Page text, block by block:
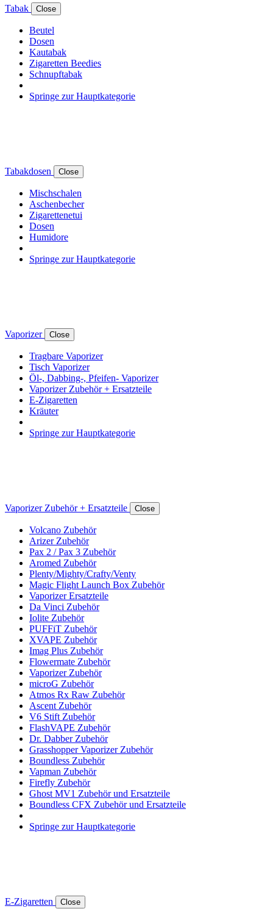
Tabak Close
Beutel
Dosen
Kautabak
Zigaretten Beedies
Schnupftabak
Springe zur Hauptkategorie
Tabakdosen Close
Mischschalen
Aschenbecher
Zigarettenetui
Dosen
Humidore
Springe zur Hauptkategorie
Vaporizer Close
Tragbare Vaporizer
Tisch Vaporizer
Öl-, Dabbing-, Pfeifen- Vaporizer
Vaporizer Zubehör + Ersatzteile
E-Zigaretten
Kräuter
Springe zur Hauptkategorie
Vaporizer Zubehör + Ersatzteile Close
Volcano Zubehör
Arizer Zubehör
Pax 2 / Pax 3 Zubehör
Aromed Zubehör
Plenty/Mighty/Crafty/Venty
Magic Flight Launch Box Zubehör
Vaporizer Ersatzteile
Da Vinci Zubehör
Iolite Zubehör
PUFFiT Zubehör
XVAPE Zubehör
Imag Plus Zubehör
Flowermate Zubehör
Vaporizer Zubehör
microG Zubehör
Atmos Rx Raw Zubehör
Ascent Zubehör
V6 Stift Zubehör
FlashVAPE Zubehör
Dr. Dabber Zubehör
Grasshopper Vaporizer Zubehör
Boundless Zubehör
Vapman Zubehör
Firefly Zubehör
Ghost MV1 Zubehör und Ersatzteile
Boundless CFX Zubehör und Ersatzteile
Springe zur Hauptkategorie
E-Zigaretten Close